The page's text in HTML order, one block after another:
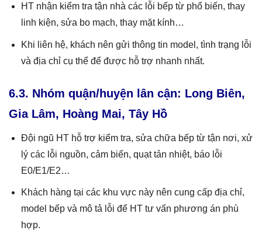
HT nhận kiểm tra tận nhà các lỗi bếp từ phổ biến, thay
linh kiện, sửa bo mạch, thay mặt kính…
Khi liên hệ, khách nên gửi thông tin model, tình trạng lỗi
và địa chỉ cụ thể để được hỗ trợ nhanh nhất.
6.3. Nhóm quận/huyện lân cận: Long Biên,
Gia Lâm, Hoàng Mai, Tây Hồ
Đội ngũ HT hỗ trợ kiểm tra, sửa chữa bếp từ tận nơi, xử
lý các lỗi nguồn, cảm biến, quạt tản nhiệt, báo lỗi
E0/E1/E2…
Khách hàng tại các khu vực này nên cung cấp địa chỉ,
model bếp và mô tả lỗi để HT tư vấn phương án phù
hợp.